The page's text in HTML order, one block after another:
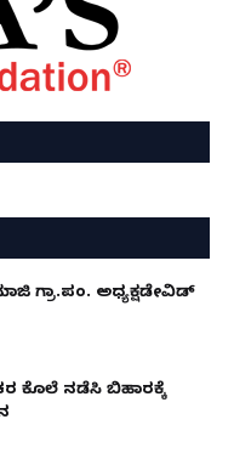
ಗ್ರಾ.ಪಂ. ಅಧ್ಯಕ್ಷಡೇವಿಡ್
ಕೊಲೆ ನಡೆಸಿ ಬಿಹಾರಕ್ಕೆ